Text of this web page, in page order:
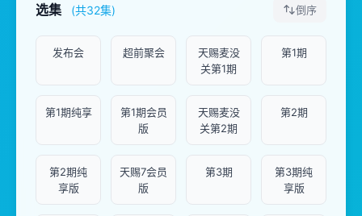
选集 (共32集) 倒序
发布会 超前聚会
天赐麦没
关第1期
第1期
第1期纯享
第1期会员
版
天赐麦没
关第2期
第2期
第2期纯
享版
天赐7会员
版
第3期
第3期纯
享版